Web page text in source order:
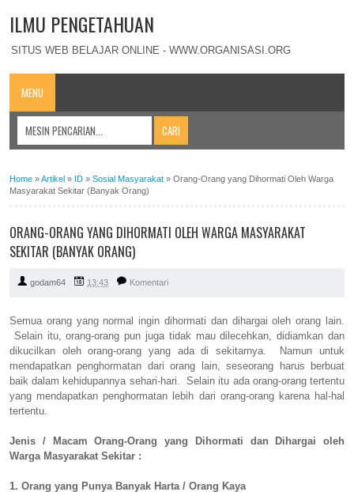
ILMU PENGETAHUAN
SITUS WEB BELAJAR ONLINE - WWW.ORGANISASI.ORG
MENU
Home »Artikel » ID » Sosial Masyarakat » Orang-Orang yang Dihormati Oleh Warga
Masyarakat Sekitar (Banyak Orang)
ORANG-ORANG YANG DIHORMATI OLEH WARGA MASYARAKAT
SEKITAR (BANYAK ORANG)
godam64 13:43 Komentari
Semua orang yang normal ingin dihormati dan dihargai oleh orang lain.
Selain itu, orang-orang pun juga tidak mau dilecehkan, didiamkan dan
dikucilkan oleh orang-orang yang ada di sekitarnya. Namun untuk
mendapatkan penghormatan dari orang lain, seseorang harus berbuat
baik dalam kehidupannya sehari-hari. Selain itu ada orang-orang tertentu
yang mendapatkan penghormatan lebih dari orang-orang karena hal-hal
tertentu.
Jenis / Macam Orang-Orang yang Dihormati dan Dihargai oleh
Warga Masyarakat Sekitar :
1. Orang yang Punya Banyak Harta / Orang Kaya